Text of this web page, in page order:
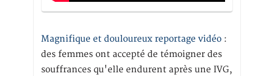
Magnifique et douloureux reportage vidéo :
des femmes ont accepté de témoigner des
souffrances qu'elle endurent après une IVG,